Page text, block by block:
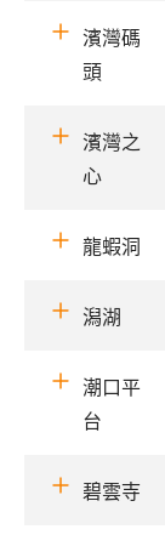
濱灣碼
頭
濱灣之
心
龍蝦洞
潟湖
潮口平
台
碧雲寺